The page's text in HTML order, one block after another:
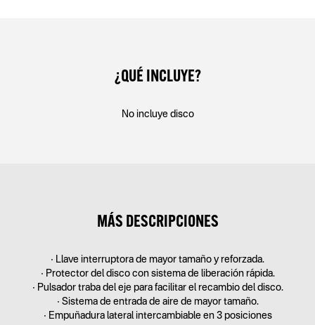
¿QUÉ INCLUYE?
No incluye disco
MÁS DESCRIPCIONES
• Llave interruptora de mayor tamaño y reforzada.
• Protector del disco con sistema de liberación rápida.
• Pulsador traba del eje para facilitar el recambio del disco.
• Sistema de entrada de aire de mayor tamaño.
• Empuñadura lateral intercambiable en 3 posiciones